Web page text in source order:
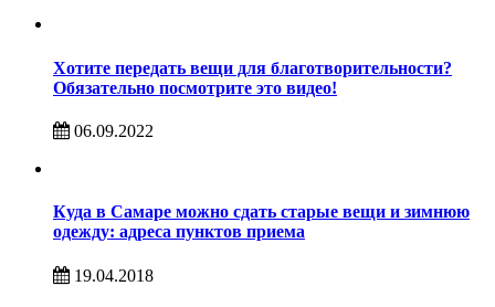
Хотите передать вещи для благотворительности?
Обязательно посмотрите это видео!
06.09.2022
Куда в Самаре можно сдать старые вещи и зимнюю
одежду: адреса пунктов приема
19.04.2018